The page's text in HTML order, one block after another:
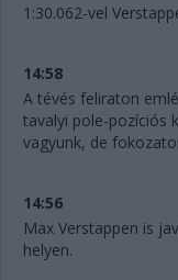
1:30.062-vel
14:58
A tévés feliraton
tavalyi pole-pozíciós
vagyunk, de
14:56
Max Verstappen is
helyen.